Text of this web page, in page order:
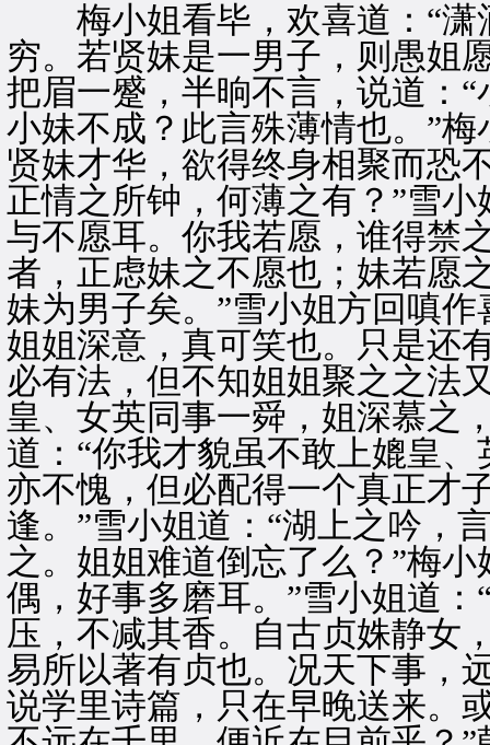
梅小姐看毕，欢喜道：“潇
穷。若贤妹是一男子，则愚姐
把眉一蹙，半晌不言，说道：
小妹不成？此言殊薄情也。”
贤妹才华，欲得终身相聚而恐
正情之所钟，何薄之有？”雪
与不愿耳。你我若愿，谁得禁
者，正虑妹之不愿也；妹若愿
妹为男子矣。”雪小姐方回嗔
姐姐深意，真可笑也。只是还
必有法，但不知姐姐聚之之法
皇、女英同事一舜，姐深慕之
道：“你我才貌虽不敢上媲皇
亦不愧，但必配得一个真正才
逢。”雪小姐道：“湖上之吟，
之。姐姐难道倒忘了么？”梅
偶，好事多磨耳。”雪小姐道
压，不减其香。自古贞姝静女
易所以著有贞也。况天下事，
说学里诗篇，只在早晚送来。